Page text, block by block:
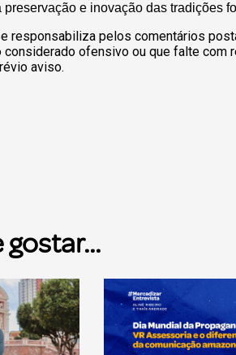
preservação e inovação das tradições
responsabiliza pelos comentários
considerado ofensivo ou que falte
aviso.